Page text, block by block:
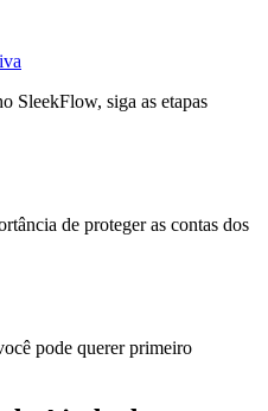
SleekFlow, siga as etapas
de proteger as contas dos
pode querer primeiro